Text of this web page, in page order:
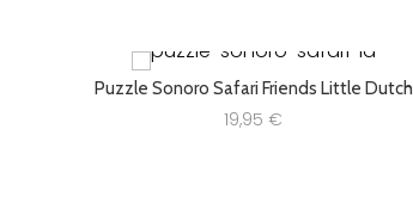
Puzzle Sonoro Safari Friends Little Dutch
19,95 €